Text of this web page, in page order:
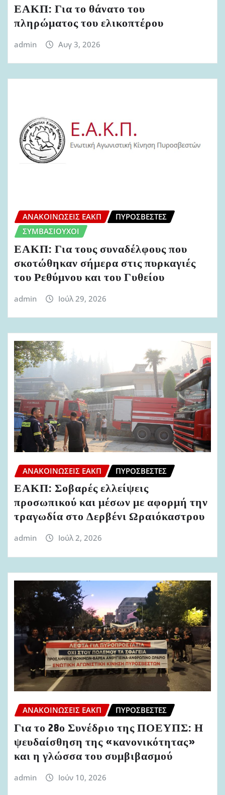
ΕΑΚΠ: Για το θάνατο του
πληρώματος του ελικοπτέρου
admin Αυγ 3, 2026
ΑΝΑΚΟΙΝΏΣΕΙΣ ΕΑΚΠ
ΠΥΡΟΣΒΈΣΤΕΣ
ΣΥΜΒΑΣΙΟΎΧΟΙ
ΕΑΚΠ: Για τους συναδέλφους που
σκοτώθηκαν σήμερα στις πυρκαγιές
του Ρεθύμνου και του Γυθείου
admin Ιούλ 29, 2026
ΑΝΑΚΟΙΝΏΣΕΙΣ ΕΑΚΠ ΠΥΡΟΣΒΈΣΤΕΣ
ΕΑΚΠ: Σοβαρές ελλείψεις
προσωπικού και μέσων με αφορμή την
τραγωδία στο Δερβένι Ωραιόκαστρου
admin Ιούλ 2, 2026
ΑΝΑΚΟΙΝΏΣΕΙΣ ΕΑΚΠ ΠΥΡΟΣΒΈΣΤΕΣ
Για το 28ο Συνέδριο της ΠΟΕΥΠΣ: Η
ψευδαίσθηση της «κανονικότητας»
και η γλώσσα του συμβιβασμού
admin Ιούν 10, 2026